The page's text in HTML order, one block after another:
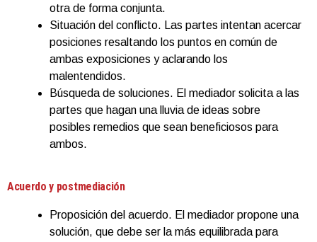
otra de forma conjunta.
Situación del conflicto. Las partes intentan acercar
posiciones resaltando los puntos en común de
ambas exposiciones y aclarando los
malentendidos.
Búsqueda de soluciones. El mediador solicita a las
partes que hagan una lluvia de ideas sobre
posibles remedios que sean beneficiosos para
ambos.
Acuerdo y postmediación
Proposición del acuerdo. El mediador propone una
solución, que debe ser la más equilibrada para